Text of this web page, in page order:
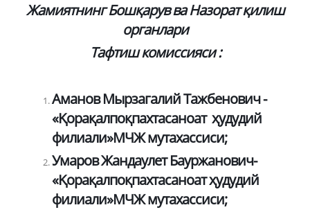
Жамиятнинг Бошқарув ва Назорат қилиш
органлари
Тафтиш комиссияси :
Аманов Мырзагалий Тажбенович -
«Қорақалпоқпахтасаноат ҳудудий
филиали»МЧЖ мутахассиси;
Умаров Жандаулет Бауржанович-
«Қорақалпоқпахтасаноат ҳудудий
филиали»МЧЖ мутахассиси;